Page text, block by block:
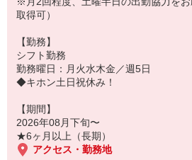
取得可）
【勤務】
シフト勤務
勤務曜日：月火水木金／週5日
◆キホン土日祝休み！
【期間】
2026年08月下旬〜
★6ヶ月以上（長期）
アクセス・勤務地